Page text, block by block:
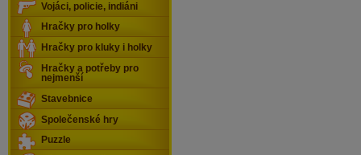
Vojáci, policie, indiáni
Hračky pro holky
Hračky pro kluky i holky
Hračky a potřeby pro
nejmenší
Stavebnice
Společenské hry
Puzzle